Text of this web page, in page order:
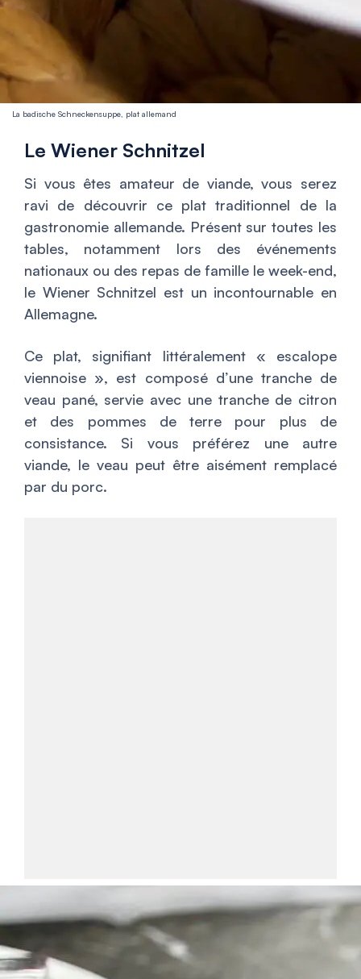
La badische Schneckensuppe, plat allemand
Le Wiener Schnitzel
Si vous êtes amateur de viande, vous serez
ravi de découvrir ce plat traditionnel de la
gastronomie allemande. Présent sur toutes les
tables, notamment lors des événements
nationaux ou des repas de famille le week-end,
le Wiener Schnitzel est un incontournable en
Allemagne.
Ce plat, signifiant littéralement « escalope
viennoise », est composé d’une tranche de
veau pané, servie avec une tranche de citron
et des pommes de terre pour plus de
consistance. Si vous préférez une autre
viande, le veau peut être aisément remplacé
par du porc.